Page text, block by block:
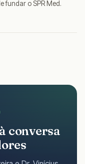
fundar o SPR Med.
conversa